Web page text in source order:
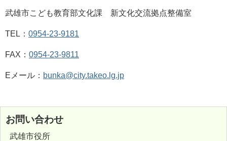
武雄市こども教育部文化課 新文化交流拠点整備室
TEL： 0954-23-9181
FAX： 0954-23-9811
Eメール： bunka@city.takeo.lg.jp
お問い合わせ
武雄市役所